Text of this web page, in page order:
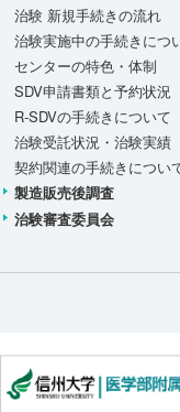
治験 新規手続きの流れ
治験実施中の手続きにつ
センターの特色・体制
SDV申請書類と予約状況
R-SDVの手続きについて
治験受託状況・治験実績
契約関連の手続きについ
製造販売後調査
治験審査委員会